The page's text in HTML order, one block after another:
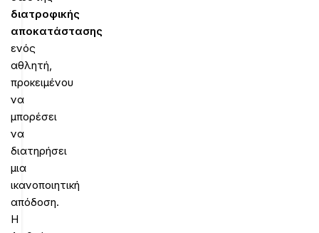
διατροφικής
αποκατάστασης
ενός
αθλητή,
προκειμένου
να
μπορέσει
να
διατηρήσει
μια
ικανοποιητική
απόδοση.
Η